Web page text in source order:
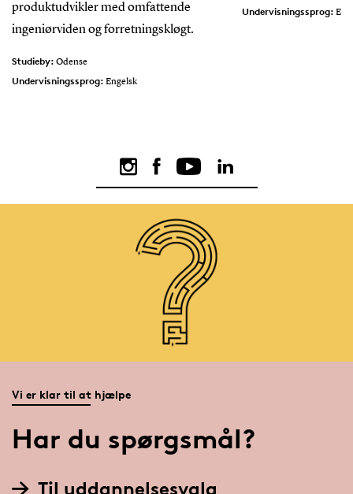
produktudvikler med omfattende
ingeniørviden og forretningskløgt.
Studieby: Odense
Undervisningssprog: Engelsk
Undervisningssprog:
Vi er klar til at hjælpe
Har du spørgsmål?
Til uddannelsesvalg